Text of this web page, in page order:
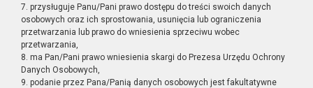
7. przysługuje Panu/Pani prawo dostępu do treści swoich danych
osobowych oraz ich sprostowania, usunięcia lub ograniczenia
przetwarzania lub prawo do wniesienia sprzeciwu wobec
przetwarzania,
8. ma Pan/Pani prawo wniesienia skargi do Prezesa Urzędu Ochrony
Danych Osobowych,
9. podanie przez Pana/Panią danych osobowych jest fakultatywne